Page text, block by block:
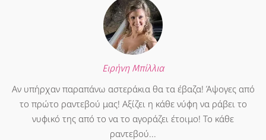
Ειρήνη Μπίλλια
Αν υπήρχαν παραπάνω αστεράκια θα τα έβαζα! Άψογες από
το πρώτο ραντεβού μας! Αξίζει η κάθε νύφη να ράβει το
νυφικό της από το να το αγοράζει έτοιμο! Το κάθε
ραντεβού...